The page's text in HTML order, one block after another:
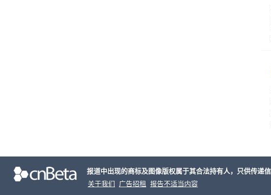
报道中出现的商标及图像版权属于其合法持有人，只供传递
关于我们
广告招租 报告不适当内容